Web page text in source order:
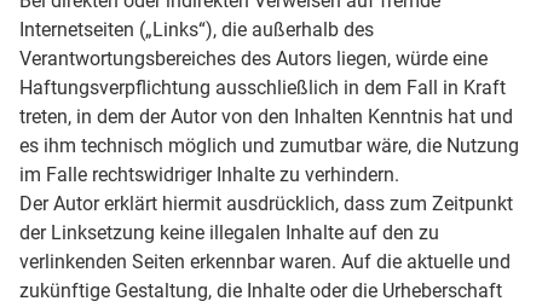
Internetseiten („Links“), die außerhalb des
Verantwortungsbereiches des Autors liegen, würde eine
Haftungsverpflichtung ausschließlich in dem Fall in Kraft
treten, in dem der Autor von den Inhalten Kenntnis hat und
es ihm technisch möglich und zumutbar wäre, die Nutzung
im Falle rechtswidriger Inhalte zu verhindern.
Der Autor erklärt hiermit ausdrücklich, dass zum Zeitpunkt
der Linksetzung keine illegalen Inhalte auf den zu
verlinkenden Seiten erkennbar waren. Auf die aktuelle und
zukünftige Gestaltung, die Inhalte oder die Urheberschaft